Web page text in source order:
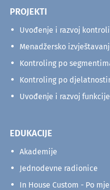
PROJEKTI
Uvođenje i razvoj
Menadžersko
Kontroling po
Kontroling po
Uvođenje i razvoj
EDUKACIJE
Akademije
Jednodevne radionice
In House Custom - Po